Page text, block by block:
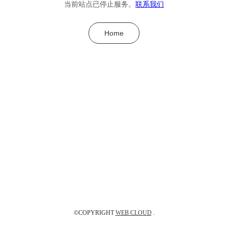
当前站点已停止服务。 联系我们
Home
©COPYRIGHTWEB CLOUD.